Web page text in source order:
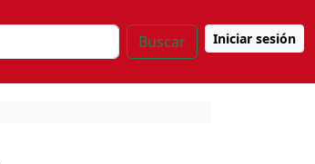
Buscar Iniciar sesión